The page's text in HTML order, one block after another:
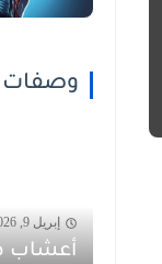
إبريل 9, 2026
أعشاب